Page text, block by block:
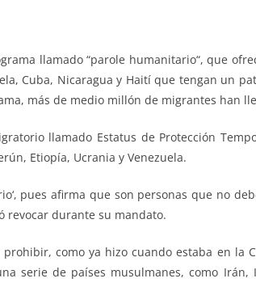
llamado “parole humanitario“, que
Cuba, Nicaragua y Haití que tengan un
más de medio millón de migrantes han
llamado Estatus de Protección
Etiopía, Ucrania y Venezuela.
pues afirma que son personas que no
revocar durante su mandato.
como ya hizo cuando estaba en la
serie de países musulmanes, como Irán,